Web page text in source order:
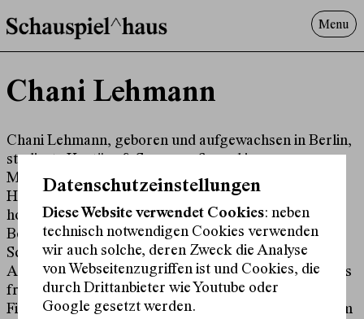
Menu
Besuch
Chani Lehmann
Chani Lehmann, geboren und aufgewachsen in Berlin,
studierte Kostüm & Szenografie und im
Masterstudiengang Design & Medien an der
Hochschule Hannover. Während des Studiums
hospitierte und assistierte sie u. a. an der Schaubühne
Berlin, dem Berliner Ensemble und dem
Schauspielhaus Bochum und entwarf erste eigene
Arbeiten. Seit Abschluss ihres Studiums arbeitet sie als
freie Kostüm- und Bühnenbildnerin für Theater und
Film. In den letzten Jahren arbeitete sie unter anderem
Datenschutzeinstellungen
Diese Website verwendet Cookies: neben
technisch notwendigen Cookies verwenden
wir auch solche, deren Zweck die Analyse
von Webseitenzugriffen ist und Cookies, die
durch Drittanbieter wie Youtube oder
Google gesetzt werden.